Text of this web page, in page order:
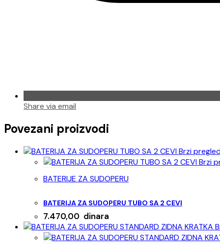
Share via email
Povezani proizvodi
Brzi
Brzi
BATERIJE ZA SUDOPERU
BATERIJA ZA SUDOPERU TUBO SA 2 CEVI
7.470,00 dinara